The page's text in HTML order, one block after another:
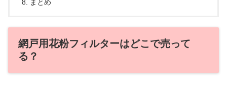
まとめ
網戸用花粉フィルターはどこで売って
る？